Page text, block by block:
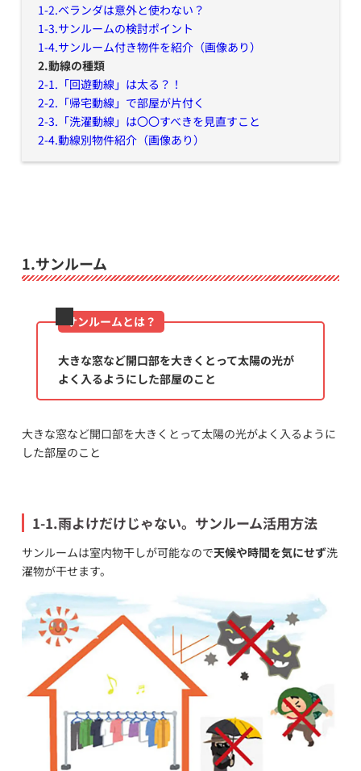
1-2.ベランダは意外と使わない？
1-3.サンルームの検討ポイント
1-4.サンルーム付き物件を紹介（画像あり）
2.動線の種類
2-1.「回遊動線」は太る？！
2-2.「帰宅動線」で部屋が片付く
2-3.「洗濯動線」は〇〇すべきを見直すこと
2-4.動線別物件紹介（画像あり）
1.サンルーム
サンルームとは？
大きな窓など開口部を大きくとって太陽の光が
よく入るようにした部屋のこと
大きな窓など開口部を大きくとって太陽の光がよく入るように
した部屋のこと
1-1.雨よけだけじゃない。サンルーム活用方法
サンルームは室内物干しが可能なので天候や時間を気にせず洗
濯物が干せます。